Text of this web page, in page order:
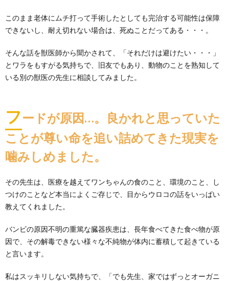
このまま老体にムチ打って手術したとしても完治する可能性は保障
できないし、耐え切れない場合は、死ぬことだってある・・・。
そんな話を獣医師から聞かされて、「それだけは避けたい・・・」
とワラをもすがる気持ちで、旧友でもあり、動物のことを熟知して
いる別の獣医の先生に相談してみました。
フードが原因…。良かれと思っていた
ことが尊い命を追い詰めてきた現実を
噛みしめました。
その先生は、医療を越えてワンちゃんの食のこと、環境のこと、し
つけのことなど本当によくご存じで、目からウロコの話をいっぱい
教えてくれました。
バンビの原因不明の重篤な臓器疾患は、長年食べてきた食べ物が原
因で、その解毒できない様々な不純物が体内に蓄積して起きている
と言います。
私はスッキリしない気持ちで、「でも先生、家ではずっとオーガニ